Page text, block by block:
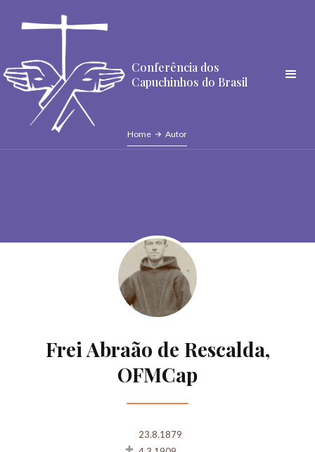
Conferência dos
Capuchinhos do Brasil
Home Autor
Frei Abraão de Rescalda,
OFMCap
23.8.1879